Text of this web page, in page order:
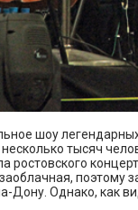
шоу
тысяч
ростовского
поэтому
Дону. Однако, как